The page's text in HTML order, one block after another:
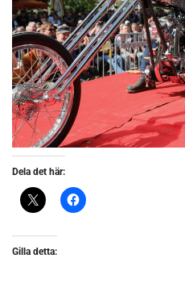
Dela det här:
Gilla detta: